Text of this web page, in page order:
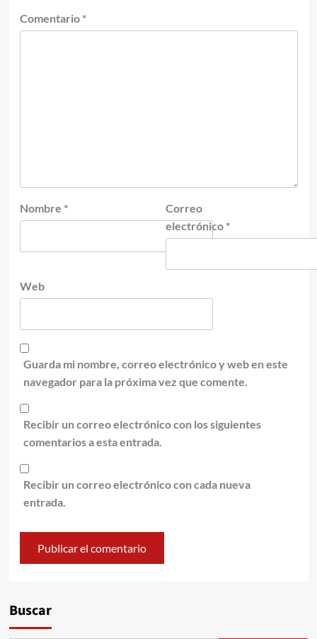
Comentario *
Nombre *
Correo
electrónico *
Web
Guarda mi nombre, correo electrónico y web en este
navegador para la próxima vez que comente.
Recibir un correo electrónico con los siguientes
comentarios a esta entrada.
Recibir un correo electrónico con cada nueva
entrada.
Buscar